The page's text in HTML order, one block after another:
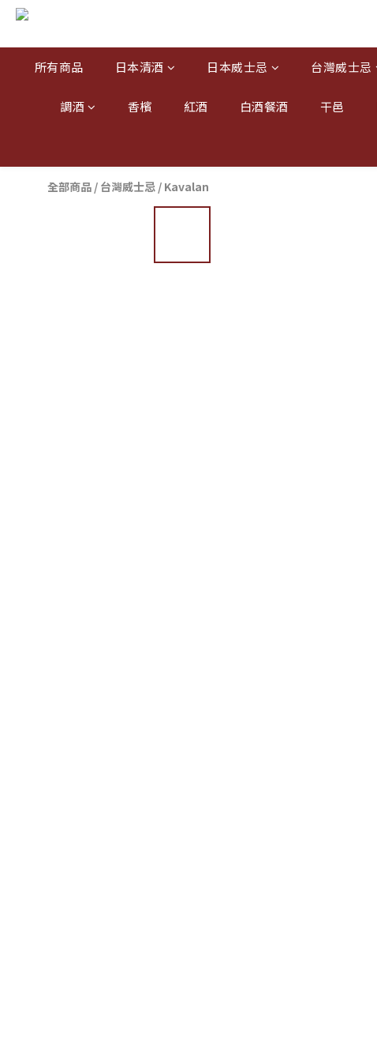
所有商品 日本清酒 日本威士忌 台灣威士忌
調酒 香檳 紅酒 白酒餐酒 干邑
全部商品 / 台灣威士忌 / Kavalan